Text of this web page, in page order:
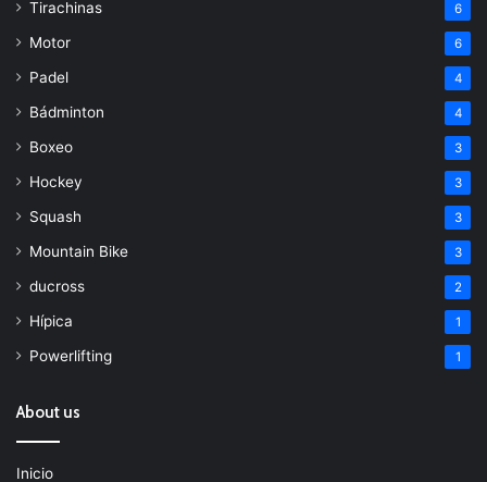
Tirachinas 6
Motor 6
Padel 4
Bádminton 4
Boxeo 3
Hockey 3
Squash 3
Mountain Bike 3
ducross 2
Hípica 1
Powerlifting 1
About us
Inicio